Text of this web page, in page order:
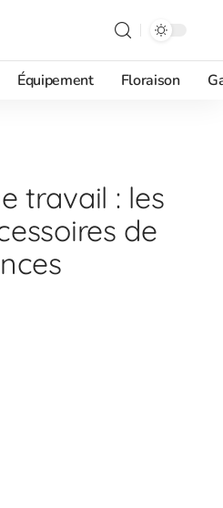
Équipement Floraison
travail : les
de